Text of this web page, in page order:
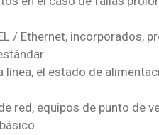
/ Ethernet, incorporados,
el estado de
red, equipos de punto de